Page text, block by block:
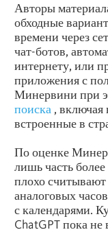
Авторы
обходные
времени через
чат-ботов,
интернету, или
приложения с
Минервини при
поиска , включая
встроенные в
По оценке
лишь часть
плохо
аналоговых
с календарями.
ChatGPT пока не